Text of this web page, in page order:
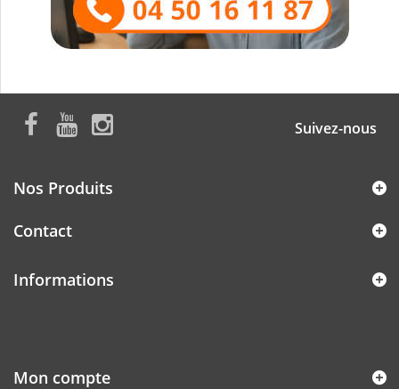
Suivez-nous
Nos Produits
Contact
Informations
Mon compte